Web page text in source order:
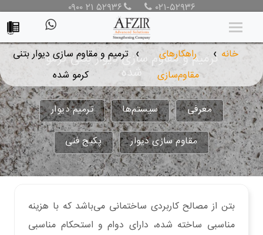
۰۲۱-۵۲۹۳۶ ۰۹۰۰ ۲۱ ۵۲۹۳۶
خانه ❯
راهکارهای
مقاوم‌سازی
❯
ترمیم و مقاوم سازی دیوار بتنی
کرمو شده
ترمیم و مقاوم سازی دیوار بتنی کرمو
شده
معرفی سیستم‌ها ترمیم دیوار
مقاوم سازی دیوار پکیج فنی
بتن از مصالح کاربردی ساختمانی می‌باشد که با هزینه
مناسبی ساخته شده، دارای دوام و استحکام مناسبی